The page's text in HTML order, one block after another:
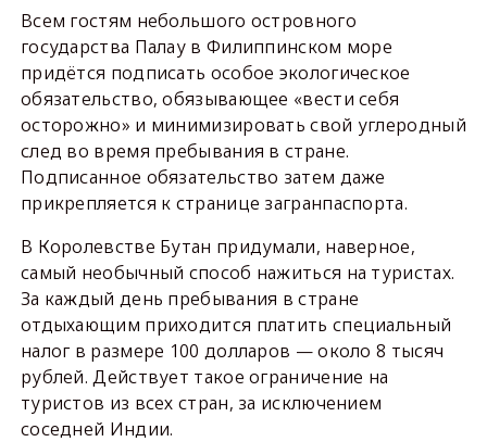
Всем гостям небольшого островного
государства Палау в Филиппинском море
придётся подписать особое экологическое
обязательство, обязывающее «вести себя
осторожно» и минимизировать свой углеродный
след во время пребывания в стране.
Подписанное обязательство затем даже
прикрепляется к странице загранпаспорта.
В Королевстве Бутан придумали, наверное,
самый необычный способ нажиться на туристах.
За каждый день пребывания в стране
отдыхающим приходится платить специальный
налог в размере 100 долларов — около 8 тысяч
рублей. Действует такое ограничение на
туристов из всех стран, за исключением
соседней Индии.